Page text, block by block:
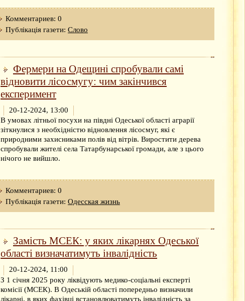
Комментариев: 0
Публікація газети: Слово
Фермери на Одещині спробували самі
відновити лісосмугу: чим закінчився
експеримент
20-12-2024, 13:00
В умовах літньої посухи на півдні Одеської області аграрії
зіткнулися з необхідністю відновлення лісосмуг, які є
природними захисниками полів від вітрів. Виростити дерева
спробували жителі села Татарбунарської громади, але з цього
нічого не вийшло.
Комментариев: 0
Публікація газети: Одесская жизнь
Замість МСЕК: у яких лікарнях Одеської
області визначатимуть інвалідність
20-12-2024, 11:00
З 1 січня 2025 року ліквідують медико-соціальні експерті
комісії (МСЕК). В Одеській області попередньо визначили
лікарні, в яких фахівці встановлюватимуть інвалідність за